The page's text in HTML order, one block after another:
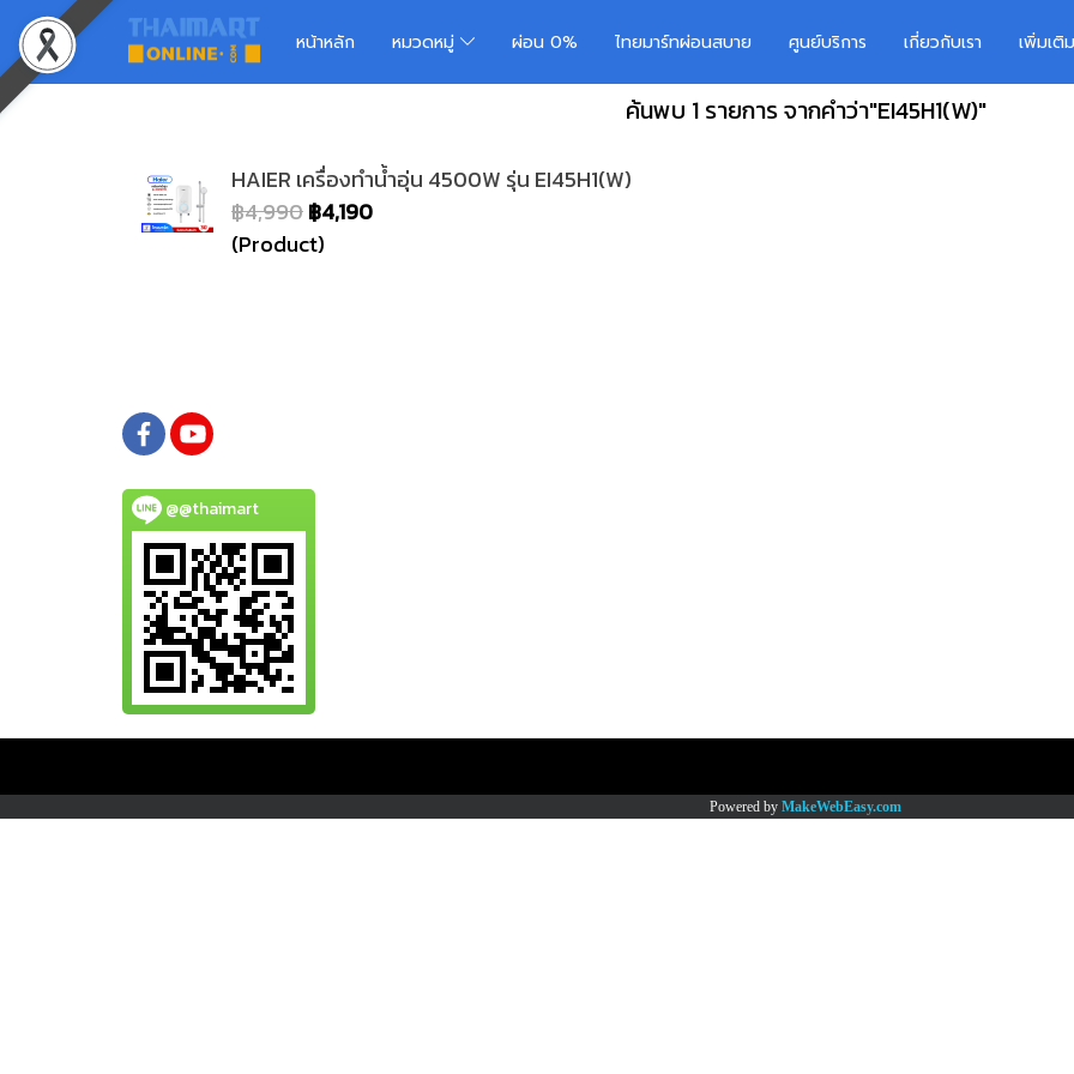
หน้าหลัก หมวดหมู่ ผ่อน 0% ไทยมาร์ทผ่อนสบาย ศูนย์บริการ เกี่ยวกับเรา เพิ่มเ
ค้นพบ 1 รายการ จากคำว่า"EI45H1(W)"
HAIER เครื่องทำน้ำอุ่น 4500W รุ่น EI45H1(W)
฿4,990฿4,190
(Product)
@@thaimart
Powered by MakeWebEasy.com